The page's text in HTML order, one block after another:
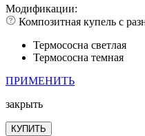
Модификации:
Композитная купель с
Термососна светлая
Термососна темная
ПРИМЕНИТЬ
закрыть
КУПИТЬ